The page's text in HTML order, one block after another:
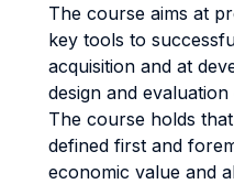
The course aims at
key tools to
acquisition and at
design and
The course holds
defined first and
economic value and